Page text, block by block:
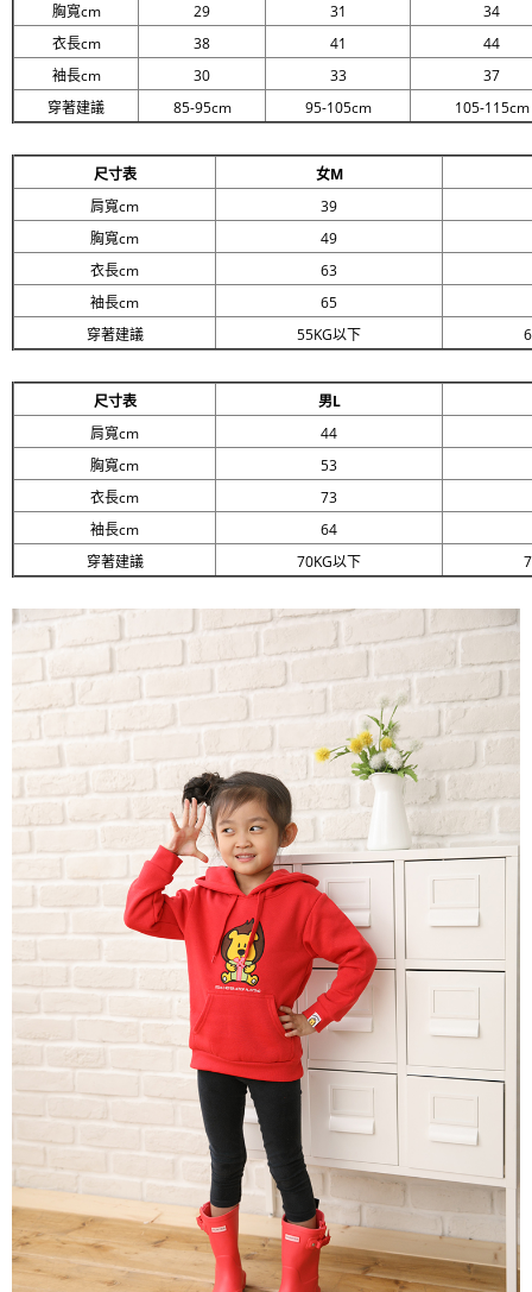
胸寬cm
29 31
34
衣長cm
38 41
44
袖長cm
30 33
37
穿著建議
85-95cm 95-105cm 105-115cm
尺寸表
女M
肩寬cm
39
胸寬cm
49
衣長cm
63
袖長cm
65
穿著建議
55KG以下
尺寸表
男L
肩寬cm
44
胸寬cm
53
衣長cm
73
袖長cm
64
穿著建議
70KG以下